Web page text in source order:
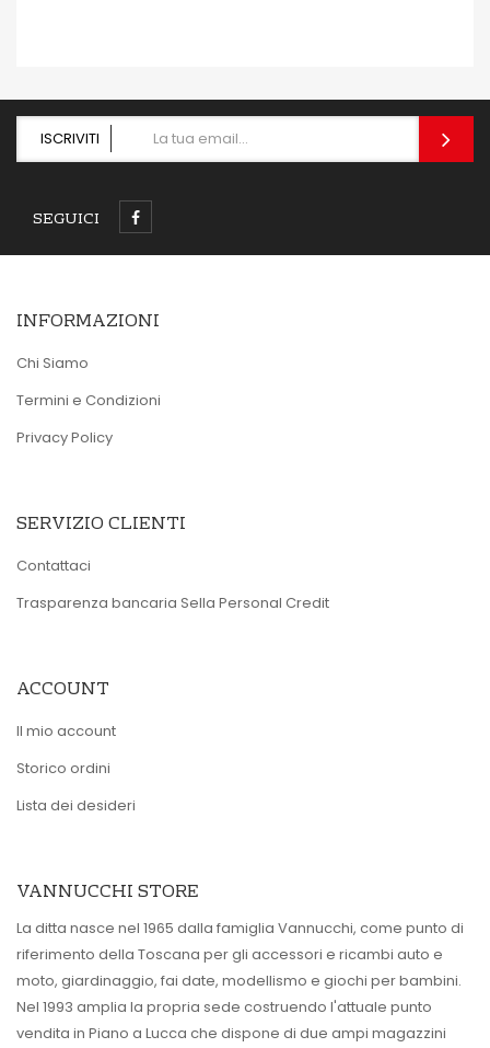
ISCRIVITI
SEGUICI
INFORMAZIONI
Chi Siamo
Termini e Condizioni
Privacy Policy
SERVIZIO CLIENTI
Contattaci
Trasparenza bancaria Sella Personal Credit
ACCOUNT
Il mio account
Storico ordini
Lista dei desideri
VANNUCCHI STORE
La ditta nasce nel 1965 dalla famiglia Vannucchi, come punto di
riferimento della Toscana per gli accessori e ricambi auto e
moto, giardinaggio, fai date, modellismo e giochi per bambini.
Nel 1993 amplia la propria sede costruendo l'attuale punto
vendita in Piano a Lucca che dispone di due ampi magazzini